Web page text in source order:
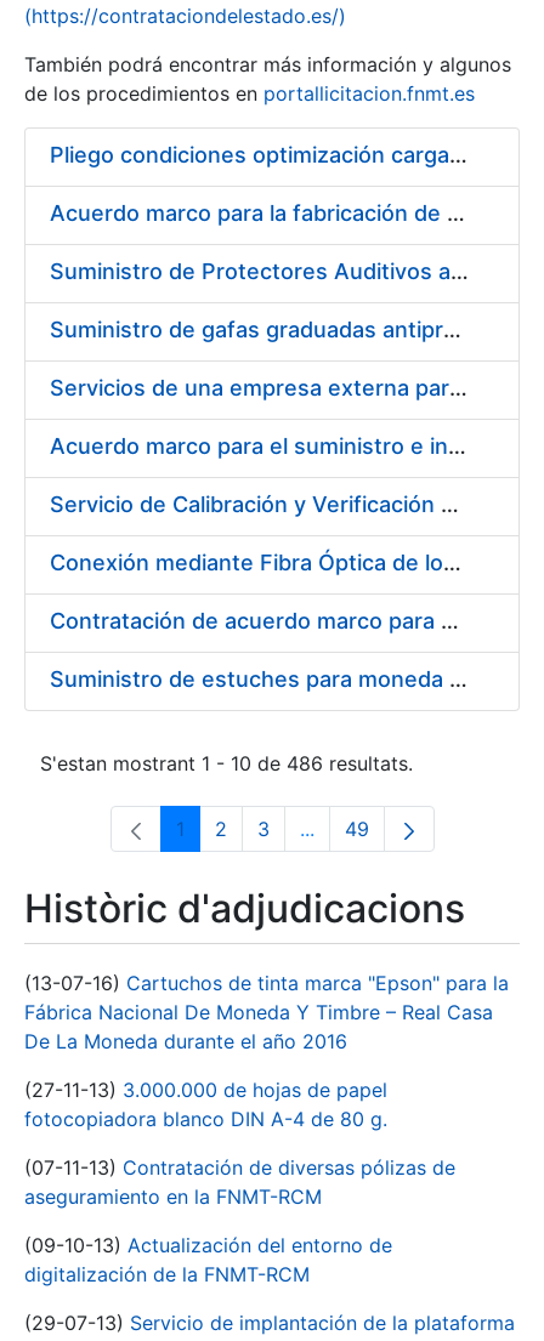
Mostra/Amaga
(https://contrataciondelestado.es/)
También podrá encontrar más información y algunos
de los procedimientos en portallicitacion.fnmt.es
Pliego condiciones optimización cargas compras firmado
Acuerdo marco para la fabricación de piezas
Suministro de Protectores Auditivos a medida para las personas trabajadoras de los Centros de Trabajo de Madrid y Burgos
Suministro de gafas graduadas antiproyecciones para los trabajadores de la FNMT-RCM en los centros de trabajo de Madrid y Burgos
Servicios de una empresa externa para el asesoramiento y resolución de los recursos de alzada que se presentan relacionados con procesos de selección para la FNMT-RCM
Acuerdo marco para el suministro e instalación de persianas, estores y otros complementos
Servicio de Calibración y Verificación Externa de los Equipos de Medición del Servicio de Prevención de la FNMT-RCM
Conexión mediante Fibra Óptica de los Centros de Proceso de Datos (CPDs) de las sedes de la FNMT-RCM de Burgos y Madrid
Contratación de acuerdo marco para el Suministro de Material de Electricidad para la Fábrica Nacional de Moneda y Timbre-Real Casa de la Moneda en su centro de trabajo de Burgos
Suministro de estuches para moneda de 30 €
S'estan mostrant 1 - 10 de 486 resultats.
Pàgina
1 Pàgina
2 Pàgina
3 ...Pàgines intermèdies
Pàgina
49
Històric d'adjudicacions
(13-07-16) Cartuchos de tinta marca "Epson" para la
Fábrica Nacional De Moneda Y Timbre – Real Casa
De La Moneda durante el año 2016
(27-11-13) 3.000.000 de hojas de papel
fotocopiadora blanco DIN A-4 de 80 g.
(07-11-13) Contratación de diversas pólizas de
aseguramiento en la FNMT-RCM
(09-10-13) Actualización del entorno de
digitalización de la FNMT-RCM
(29-07-13) Servicio de implantación de la plataforma